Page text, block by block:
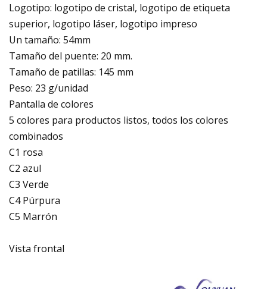
Logotipo: logotipo de cristal, logotipo de etiqueta
superior, logotipo láser, logotipo impreso
Un tamaño: 54mm
Tamaño del puente: 20 mm.
Tamaño de patillas: 145 mm
Peso: 23 g/unidad
Pantalla de colores
5 colores para productos listos, todos los colores
combinados
C1 rosa
C2 azul
C3 Verde
C4 Púrpura
C5 Marrón
Vista frontal